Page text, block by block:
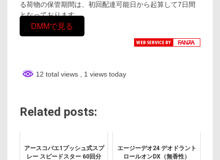
る荷物の保管期間は、初回配達可能日から起算して7日間
となっております。
DMMで見る
12 total views , 1 views today
Related posts:
アースコバエ1プッシュ式スプ
レー スピードスター 60回分
エージーデオ24 デオドラント
ロールオンDX（無香性）